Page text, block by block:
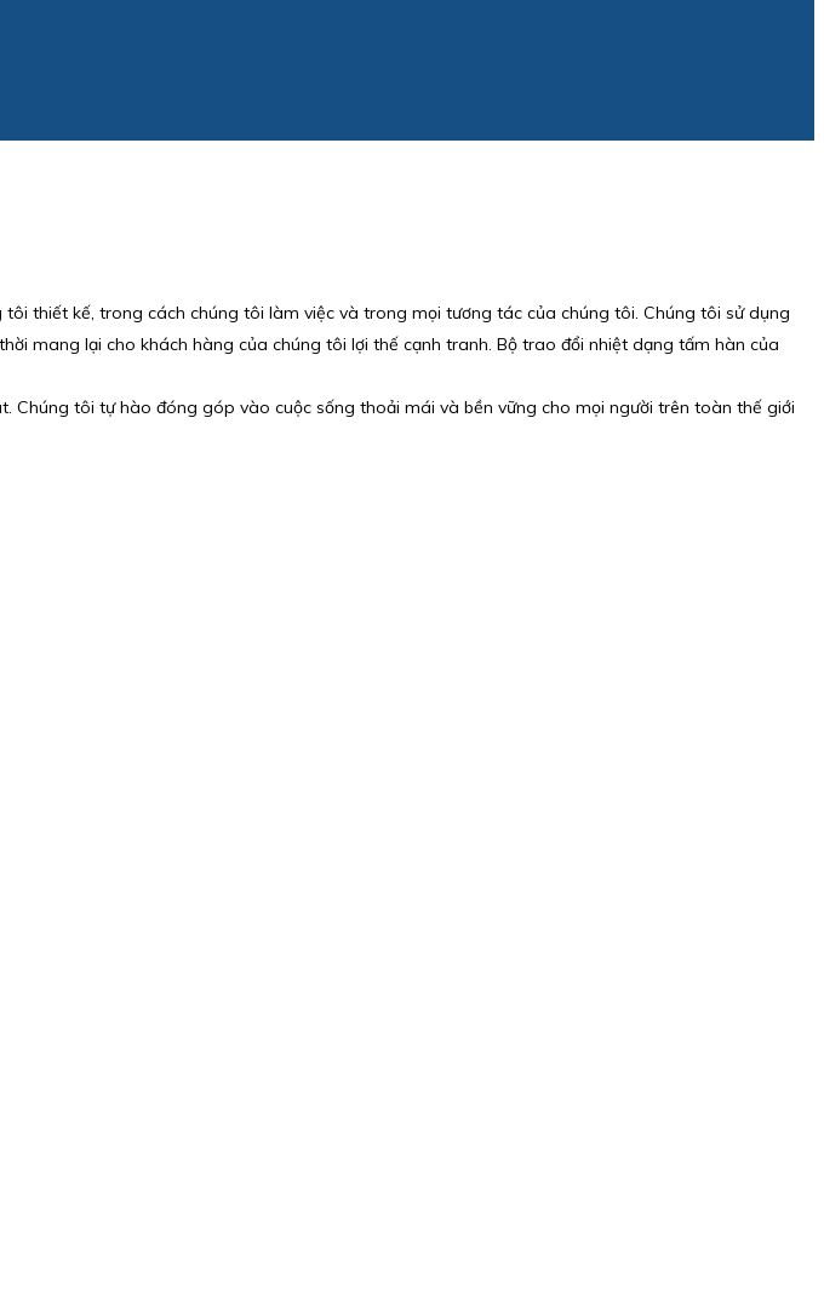
thiết kế, trong cách chúng tôi làm việc và trong mọi tương tác của chúng tôi. Chúng tôi sử dụng
mang lại cho khách hàng của chúng tôi lợi thế cạnh tranh. Bộ trao đổi nhiệt dạng tấm hàn của
tôi tự hào đóng góp vào cuộc sống thoải mái và bền vững cho mọi người trên toàn thế giới